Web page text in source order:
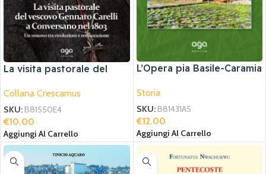
La visita pastorale del
Conversano nel 1803
Collana Crescamus
SKU: B81550E4
€10.00
Aggiungi Al Carrello
L’Opera pia Basile-Caramia
Storia
SKU: B81431A5
€12.00
Aggiungi Al Carrello